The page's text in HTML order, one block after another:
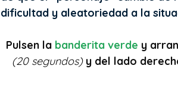
dificultad y aleatoriedad a la
Pulsen la banderita verde y
(20 segundos) y del lado